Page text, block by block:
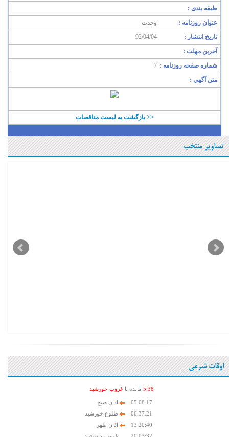
طبقه بندی :
عنوان روزنامه :
وحدت
تاريخ انتشار :
92/04/04
آخرين مهلت :
شماره صفحه روزنامه : 7
متن آگهي :
<< بازگشت به ليست مناقصات
تصاویر منتخب
اوقات شرعی
5:38 مانده تاغروب خورشید
05:08:17
اذان صبح
06:37:21
طلوع خورشید
13:20:40
اذان ظهر